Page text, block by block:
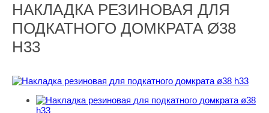
НАКЛАДКА РЕЗИНОВАЯ ДЛЯ
ПОДКАТНОГО ДОМКРАТА Ø38
H33